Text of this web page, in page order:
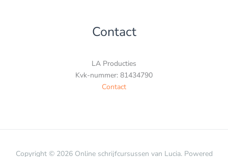
Contact
LA Producties
Kvk-nummer: 81434790
Contact
Copyright © 2026 Online schrijfcursussen van Lucia. Powered